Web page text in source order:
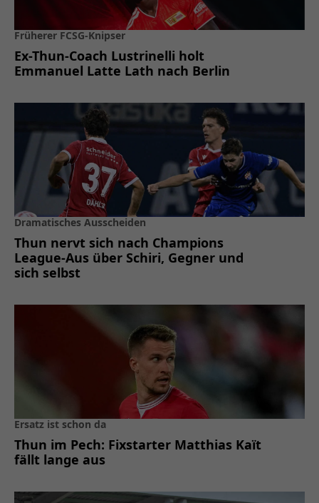
Früherer FCSG-Knipser
Ex-Thun-Coach Lustrinelli holt
Emmanuel Latte Lath nach Berlin
Dramatisches Ausscheiden
Thun nervt sich nach Champions
League-Aus über Schiri, Gegner und
sich selbst
Ersatz ist schon da
Thun im Pech: Fixstarter Matthias Kaït
fällt lange aus